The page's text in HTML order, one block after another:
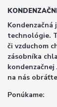
technológie.
či vzduchom
zásobníka
na nás
Ponúkame: